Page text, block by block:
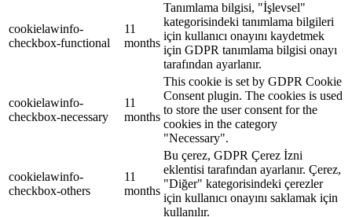
cookielawinfo-
checkbox-functional
11
months
Tanımlama bilgisi, "İşlevsel"
kategorisindeki tanımlama bilgileri
için kullanıcı onayını kaydetmek
için GDPR tanımlama bilgisi onayı
tarafından ayarlanır.
cookielawinfo-
checkbox-necessary
11
months
This cookie is set by GDPR Cookie
Consent plugin. The cookies is used
to store the user consent for the
cookies in the category
"Necessary".
cookielawinfo-
checkbox-others
11
months
Bu çerez, GDPR Çerez İzni
eklentisi tarafından ayarlanır. Çerez,
"Diğer" kategorisindeki çerezler
için kullanıcı onayını saklamak için
kullanılır.